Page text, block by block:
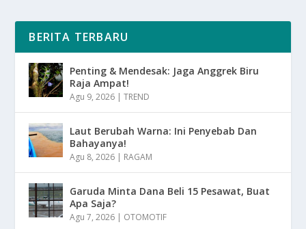
BERITA TERBARU
Penting & Mendesak: Jaga Anggrek Biru
Raja Ampat!
Agu 9, 2026 |TREND
Laut Berubah Warna: Ini Penyebab Dan
Bahayanya!
Agu 8, 2026 | RAGAM
Garuda Minta Dana Beli 15 Pesawat, Buat
Apa Saja?
Agu 7, 2026 | OTOMOTIF